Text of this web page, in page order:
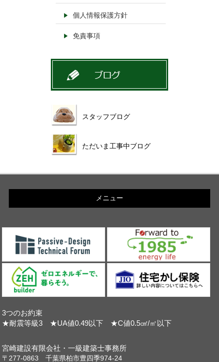
個人情報保護方針
免責事項
スタッフブログ
ただいま工事中ブログ
メニュー
3つのお約束
★耐震等級3 ★UA値0.49以下 ★C値0.5㎠/㎡以下
宮崎建設有限会社・一級建築士事務所
〒277-0863 千葉県柏市豊四季974-24